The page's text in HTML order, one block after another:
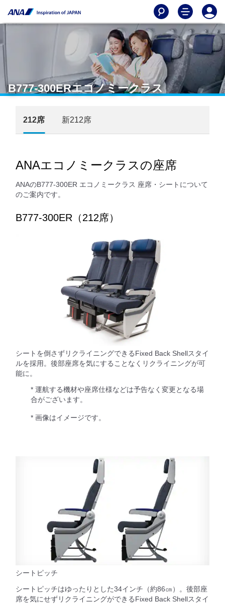
B777-300ERエコノミークラス
212席 新212席
ANAエコノミークラスの座席
ANAのB777-300ER エコノミークラス 座席・シートについて
のご案内です。
B777-300ER（212席）
シートを倒さずリクライニングできるFixed Back Shellスタイ
ルを採用。後部座席を気にすることなくリクライニングが可
能に。
* 運航する機材や座席仕様などは予告なく変更となる場
合がございます。
* 画像はイメージです。
シートピッチ
シートピッチはゆったりとした34インチ（約86㎝）。後部座
席を気にせずリクライニングができるFixed Back Shellスタイ